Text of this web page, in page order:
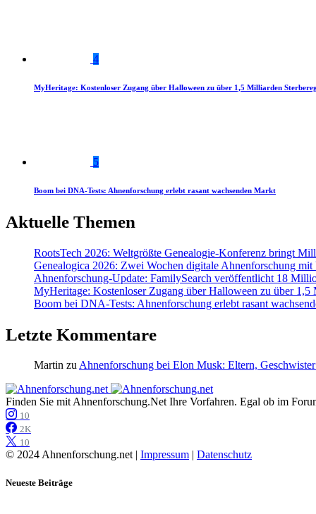
4
MyHeritage: Kostenloser Zugang über Halloween zu über 1,5 Milliarden
5
Boom bei DNA-Tests: Ahnenforschung erlebt rasant wachsenden Markt
Aktuelle Themen
RootsTech 2026: Weltgrößte Genealogie-Konferenz bringt
Genealogica 2026: Zwei Wochen digitale Ahnenforschung mit
Ahnenforschung-Update: FamilySearch veröffentlicht 18
MyHeritage: Kostenloser Zugang über Halloween zu über 1,5
Boom bei DNA-Tests: Ahnenforschung erlebt rasant
Letzte Kommentare
Martin zu Ahnenforschung bei Elon Musk: Eltern,
Finden Sie mit Ahnenforschung.Net Ihre Vorfahren. Egal ob im
10
2K
10
© 2024 Ahnenforschung.net | Impressum | Datenschutz
Neueste Beiträge